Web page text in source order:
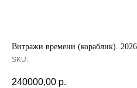
Витражи времени (кораблик). 2026
SKU:
240000,00 р.